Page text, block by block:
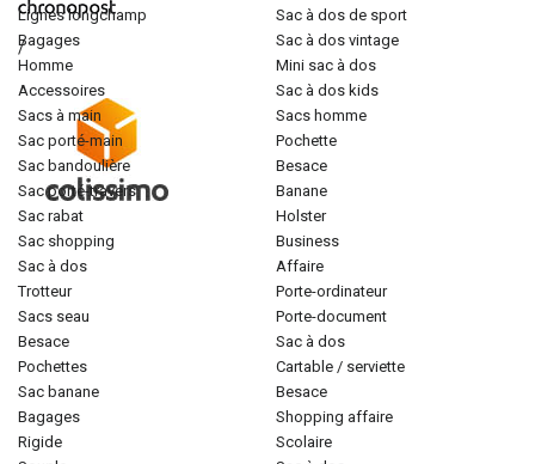
/
lignes longchamp
bagages
homme
accessoires
sacs à main
sac porté-main
sac bandoulière
sac porté-travers
sac rabat
sac shopping
sac à dos
trotteur
sacs seau
besace
pochettes
sac banane
bagages
rigide
sac à dos de sport
sac à dos vintage
mini sac à dos
sac à dos kids
sacs homme
pochette
besace
banane
holster
business
affaire
porte-ordinateur
porte-document
sac à dos
cartable / serviette
besace
shopping affaire
scolaire